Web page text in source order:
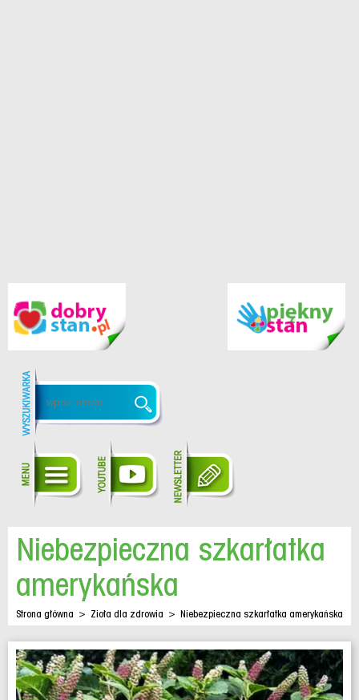
Niebezpieczna szkarłatka
amerykańska
Strona główna > Zioła dla zdrowia > Niebezpieczna szkarłatka amerykańska